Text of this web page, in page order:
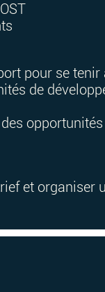
pour se tenir
de
et organiser